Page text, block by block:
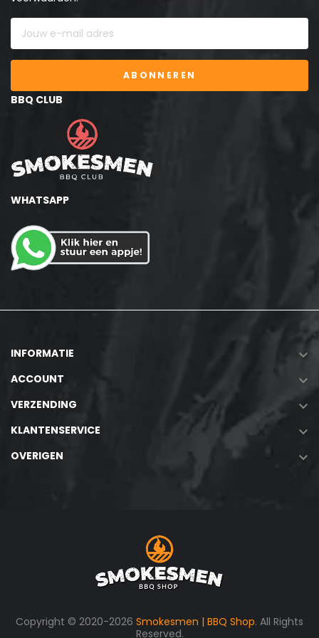
ABONNEREN
BBQ CLUB
WHATSAPP
INFORMATIE 
ACCOUNT 
VERZENDING 
KLANTENSERVICE 
OVERIGEN 
Copyright © 2020-2026 Smokesmen | BBQ Shop. All Rights
Reserved.